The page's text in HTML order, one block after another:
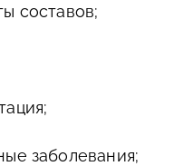
составов;
заболевания;